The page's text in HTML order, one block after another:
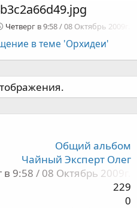
Четверг в 9:58 / 08 Октябрь 2009г.
в теме 'Орхидеи'
Общий альбом
Чайный Эксперт Олег
в 9:58 / 08 Октябрь 2009г.
229
0